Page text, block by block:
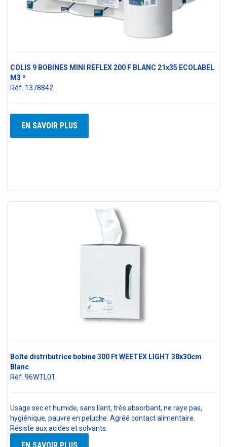
COLIS 9 BOBINES MINI REFLEX 200 F BLANC 21x35 ECOLABEL
M3 *
Réf. 1378842
EN SAVOIR PLUS
Boîte distributrice bobine 300 Ft WEETEX LIGHT 38x30cm
Blanc
Réf. 96WTL01
Usage sec et humide, sans liant, très absorbant, ne raye pas,
hygiénique, pauvre en peluche. Agréé contact alimentaire.
Résiste aux acides et solvants.